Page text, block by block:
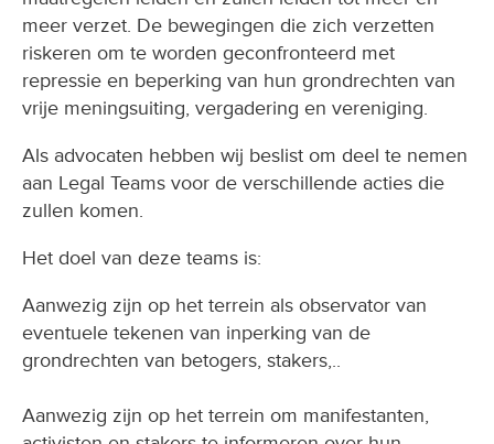
meer verzet. De bewegingen die zich verzetten
riskeren om te worden geconfronteerd met
repressie en beperking van hun grondrechten van
vrije meningsuiting, vergadering en vereniging.
Als advocaten hebben wij beslist om deel te nemen
aan Legal Teams voor de verschillende acties die
zullen komen.
Het doel van deze teams is:
Aanwezig zijn op het terrein als observator van
eventuele tekenen van inperking van de
grondrechten van betogers, stakers,..
Aanwezig zijn op het terrein om manifestanten,